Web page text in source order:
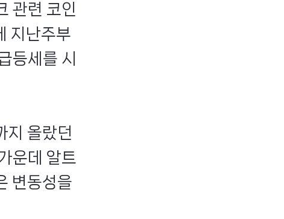
관련 코인
지난주부
등세를 시
올랐던
운데 알트
변동성을